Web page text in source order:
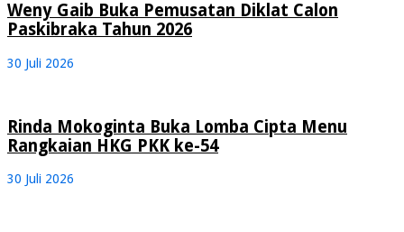
Weny Gaib Buka Pemusatan Diklat Calon
Paskibraka Tahun 2026
30 Juli 2026
Rinda Mokoginta Buka Lomba Cipta Menu
Rangkaian HKG PKK ke-54
30 Juli 2026